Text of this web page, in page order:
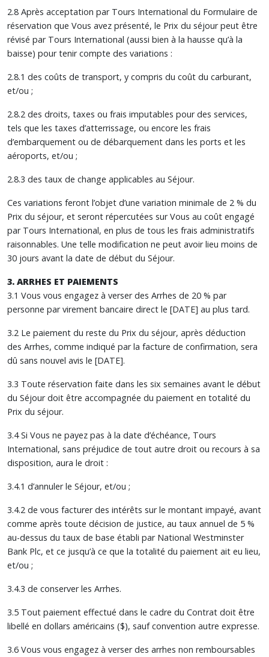
2.8 Après acceptation par Tours International du Formulaire de
réservation que Vous avez présenté, le Prix du séjour peut être
révisé par Tours International (aussi bien à la hausse qu’à la
baisse) pour tenir compte des variations :
2.8.1 des coûts de transport, y compris du coût du carburant,
et/ou ;
2.8.2 des droits, taxes ou frais imputables pour des services,
tels que les taxes d’atterrissage, ou encore les frais
d’embarquement ou de débarquement dans les ports et les
aéroports, et/ou ;
2.8.3 des taux de change applicables au Séjour.
Ces variations feront l’objet d’une variation minimale de 2 % du
Prix du séjour, et seront répercutées sur Vous au coût engagé
par Tours International, en plus de tous les frais administratifs
raisonnables. Une telle modification ne peut avoir lieu moins de
30 jours avant la date de début du Séjour.
3. ARRHES ET PAIEMENTS
3.1 Vous vous engagez à verser des Arrhes de 20 % par
personne par virement bancaire direct le [DATE] au plus tard.
3.2 Le paiement du reste du Prix du séjour, après déduction
des Arrhes, comme indiqué par la facture de confirmation, sera
dû sans nouvel avis le [DATE].
3.3 Toute réservation faite dans les six semaines avant le début
du Séjour doit être accompagnée du paiement en totalité du
Prix du séjour.
3.4 Si Vous ne payez pas à la date d’échéance, Tours
International, sans préjudice de tout autre droit ou recours à sa
disposition, aura le droit :
3.4.1 d’annuler le Séjour, et/ou ;
3.4.2 de vous facturer des intérêts sur le montant impayé, avant
comme après toute décision de justice, au taux annuel de 5 %
au-dessus du taux de base établi par National Westminster
Bank Plc, et ce jusqu’à ce que la totalité du paiement ait eu lieu,
et/ou ;
3.4.3 de conserver les Arrhes.
3.5 Tout paiement effectué dans le cadre du Contrat doit être
libellé en dollars américains ($), sauf convention autre expresse.
3.6 Vous vous engagez à verser des arrhes non remboursables